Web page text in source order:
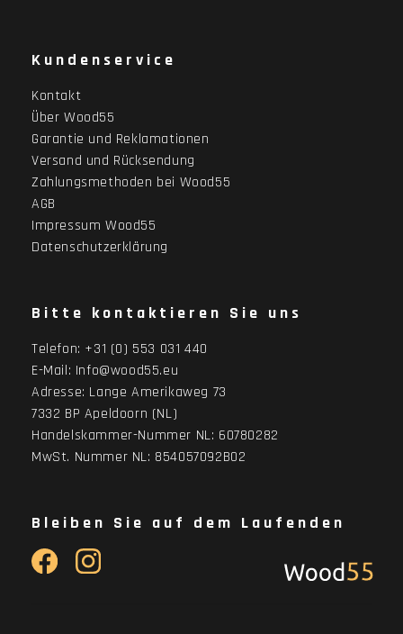
Kundenservice
Kontakt
Über Wood55
Garantie und Reklamationen
Versand und Rücksendung
Zahlungsmethoden bei Wood55
AGB
Impressum Wood55
Datenschutzerklärung
Bitte kontaktieren Sie uns
Telefon: +31 (0) 553 031 440
E-Mail: Info@wood55.eu
Adresse: Lange Amerikaweg 73
7332 BP Apeldoorn (NL)
Handelskammer-Nummer NL: 60780282
MwSt. Nummer NL: 854057092B02
Bleiben Sie auf dem Laufenden